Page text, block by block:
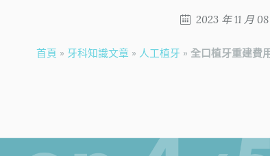
2023 年 11 月
首頁 » 牙科知識文章 » 人工植牙 » 全口植牙重建